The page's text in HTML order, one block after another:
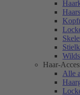
Haar-
Alle